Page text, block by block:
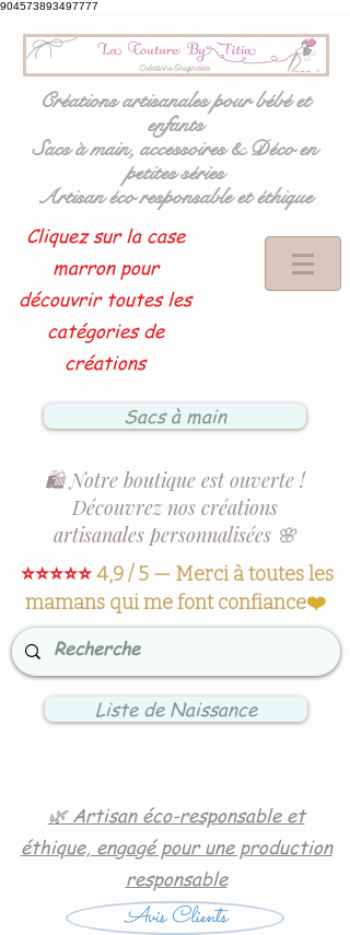
904573893497777
Créations artisanales pour bébé et
enfants
Sacs à main, accessoires & Déco en
petites séries
Artisan éco responsable et éthique
Cliquez sur la case
marron pour
découvrir toutes les
catégories de
créations
Sacs à main
🛍️ Notre boutique est ouverte !
Découvrez nos créations
artisanales personnalisées 🌸
⭐⭐⭐⭐⭐4,9 / 5 — Merci à toutes les
mamans qui me font confiance❤️
Liste de Naissance
🌿 Artisan éco-responsable et
éthique, engagé pour une production
responsable
Avis Clients